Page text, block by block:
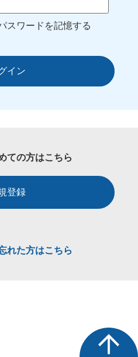
スワードを記憶する
イン
ての方はこちら
登録
れた方はこちら